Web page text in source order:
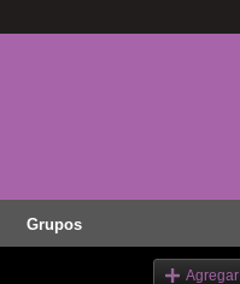
Grupos
Agregar